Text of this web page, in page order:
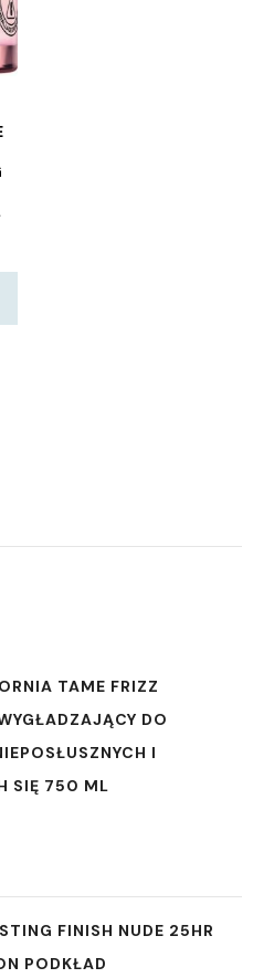
TAME FRIZZ
DO
I
SIĘ 750 ML
FINISH NUDE 25HR
PODKŁAD